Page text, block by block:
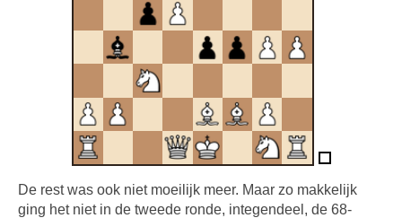
De rest was ook niet moeilijk meer. Maar zo makkelijk
ging het niet in de tweede ronde, integendeel, de 68-